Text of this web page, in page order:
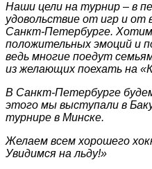
Наши цели на турнир – в
удовольствие от игр и от
Санкт-Петербурге. Хотим
положительных эмоций и
ведь многие поедут
из желающих поехать на
В Санкт-Петербурге
этого мы выступали в
турнире в Минске.
Желаем всем хорошего
Увидимся на льду!»